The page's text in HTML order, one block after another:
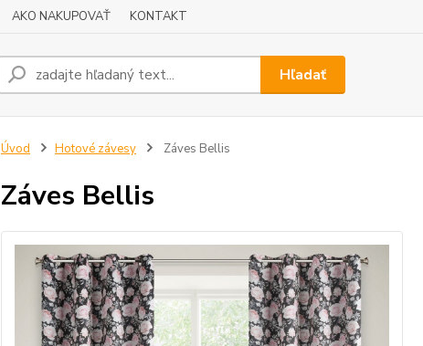
AKO NAKUPOVAŤ KONTAKT
Hľadať
Úvod Hotové závesy Záves Bellis
Záves Bellis